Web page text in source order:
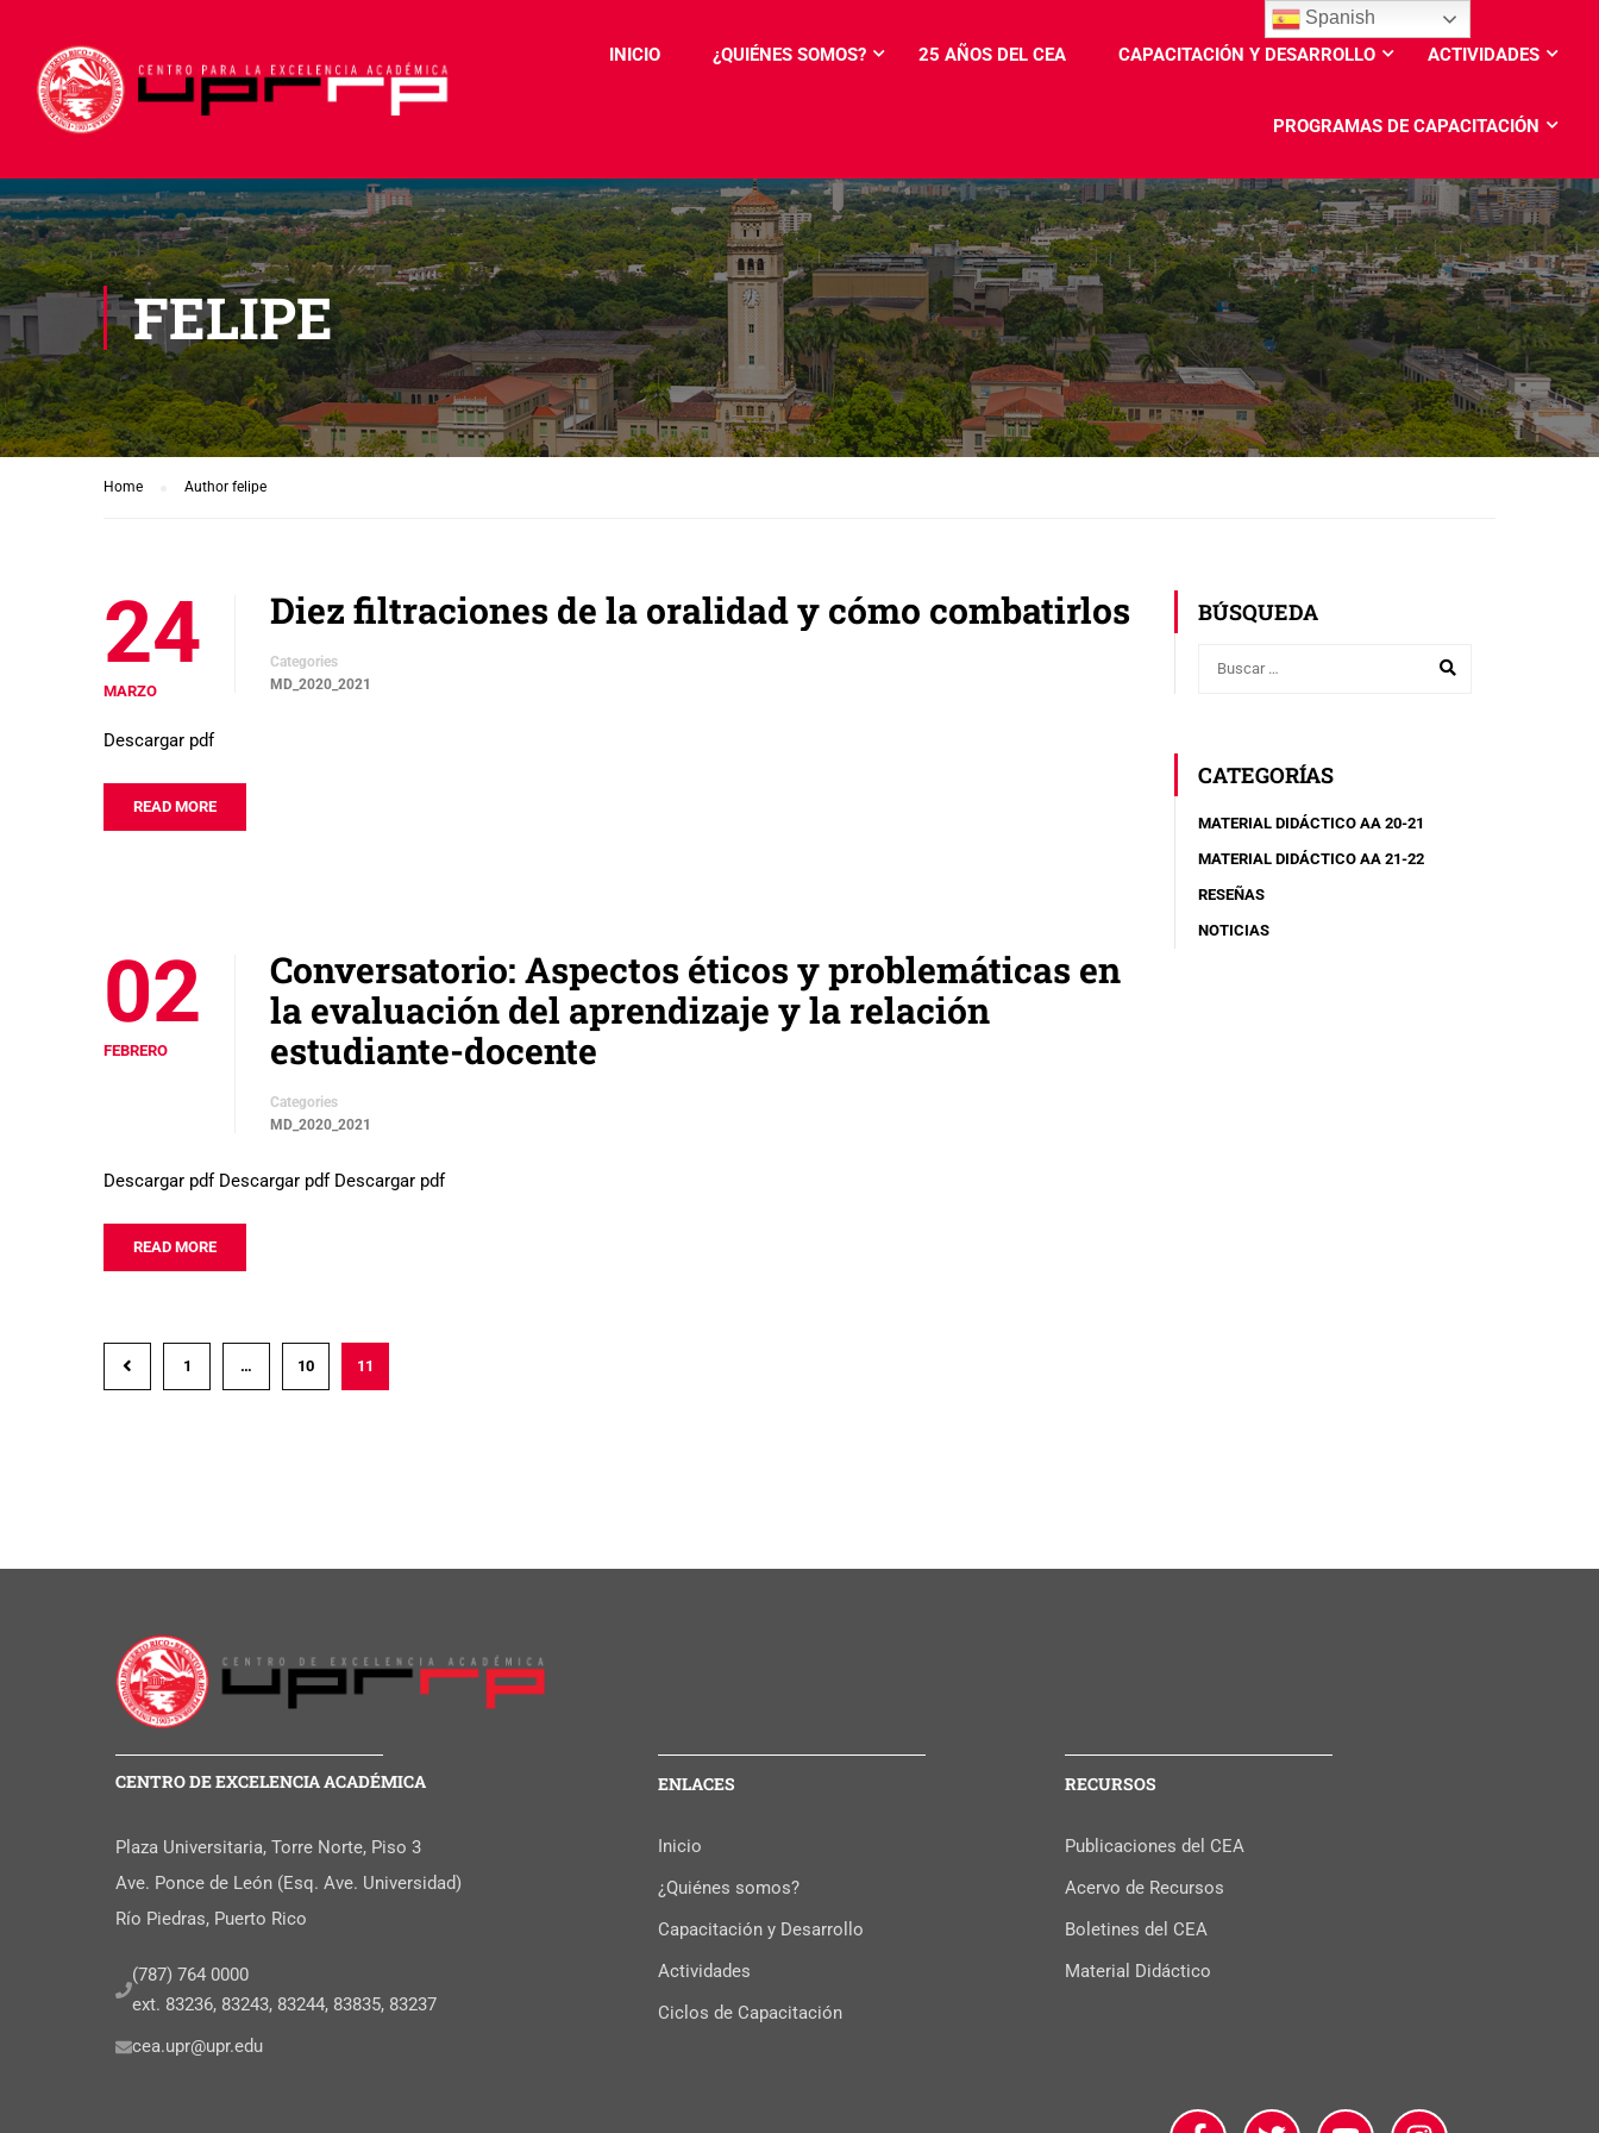
INICIO ¿QUIÉNES SOMOS? 25 AÑOS DEL CEA CAPACITACIÓN Y DESARROLLO ACTIVIDADES
PROGRAMAS DE CAPACITACIÓN
FELIPE
Home Author felipe
24
MARZO
Diez filtraciones de la oralidad y cómo combatirlos
Categories
MD_2020_2021
Descargar pdf
READ MORE
02
FEBRERO
Conversatorio: Aspectos éticos y problemáticas en
la evaluación del aprendizaje y la relación
estudiante-docente
Categories
MD_2020_2021
Descargar pdf Descargar pdf Descargar pdf
READ MORE
1 … 10 11
BÚSQUEDA
CATEGORÍAS
MATERIAL DIDÁCTICO AA 20-21
MATERIAL DIDÁCTICO AA 21-22
RESEÑAS
NOTICIAS
CENTRO DE EXCELENCIA ACADÉMICA
Plaza Universitaria, Torre Norte, Piso 3
Ave. Ponce de León (Esq. Ave. Universidad)
Río Piedras, Puerto Rico
(787) 764 0000
ext. 83236, 83243, 83244, 83835, 83237
cea.upr@upr.edu
ENLACES
Inicio
¿Quiénes somos?
Capacitación y Desarrollo
Actividades
Ciclos de Capacitación
RECURSOS
Publicaciones del CEA
Acervo de Recursos
Boletines del CEA
Material Didáctico
Spanish